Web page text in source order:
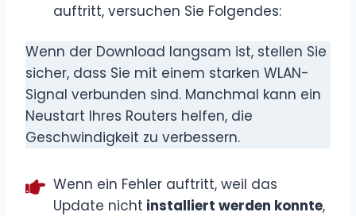
auftritt, versuchen Sie Folgendes:
Wenn der Download langsam ist, stellen Sie
sicher, dass Sie mit einem starken WLAN-
Signal verbunden sind. Manchmal kann ein
Neustart Ihres Routers helfen, die
Geschwindigkeit zu verbessern.
Wenn ein Fehler auftritt, weil das
Update nicht installiert werden konnte,